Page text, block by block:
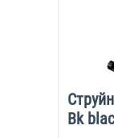
Bk